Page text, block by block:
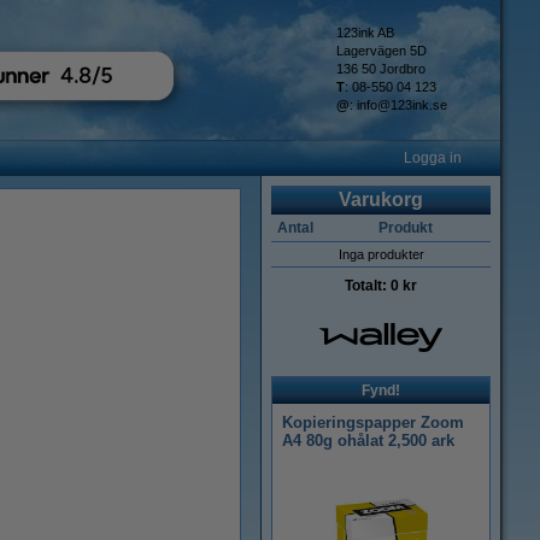
123ink AB
Lagervägen 5D
136 50 Jordbro
T: 08-550 04 123
@: info@123ink.se
Logga in
Varukorg
Antal Produkt
Inga produkter
Totalt: 0 kr
Fynd!
Kopieringspapper Zoom
A4 80g ohålat 2,500 ark